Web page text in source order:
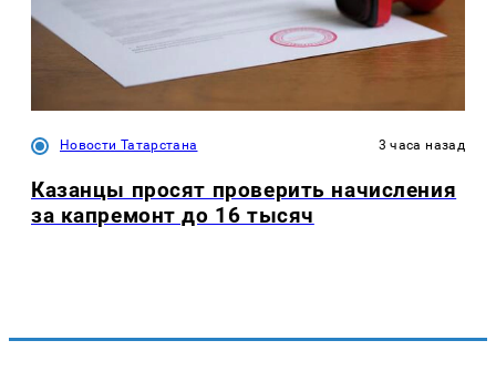
Новости Татарстана 3 часа назад
Казанцы просят проверить начисления
за капремонт до 16 тысяч